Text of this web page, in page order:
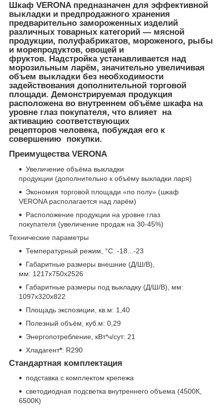
Шкаф VERONA предназначен для эффективной
выкладки и предпродажного хранения
предварительно замороженных изделий
различных товарных категорий — мясной
продукции, полуфабрикатов, мороженого, рыбы
и морепродуктов, овощей и
фруктов. Надстройка устанавливается над
морозильным ларём, значительно увеличивая
объем выкладки без необходимости
задействования дополнительной торговой
площади. Демонстрируемая продукция
расположена во внутреннем объёме шкафа на
уровне глаз покупателя, что влияет на
активацию соответствующих
рецепторов человека, побуждая его к
совершению покупки.
Преимущества VERONA
Увеличение объёма выкладки
продукции (дополнительно к объёму выкладки ларя)
Экономия торговой площади «по полу» (шкаф
VERONA располагается над ларём)
Расположение продукции на уровне глаз
покупателя (увеличение продаж на 30-45%)
Технические параметры
Температурный режим, °С: -18...-23
Габаритные размеры внешние (Д/Ш/В),
мм: 1217х750х2526
Габаритные размеры под выкладку (Д/Ш/В), мм:
1097х320х822
Площадь экспозиции, кв.м: 1,40
Полезный объём, куб.м: 0,29
Энергопотребление, кВт*ч/сут: 21
Хладагент*: R290
Стандартная комплектация
подставка с комплектом крепежа
светодиодная подсветка внутреннего объема (4500К,
6500К)